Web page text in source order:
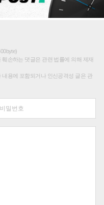
손하는 댓글은 관련 법률에 의해 제재
용에 포함되거나 인신공격성 글은 관